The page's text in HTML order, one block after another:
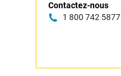
Contactez-nous
1 800 742 5877